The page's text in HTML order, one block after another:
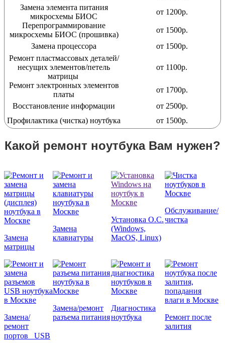
Замена элемента питания
микросхемы БИОС
от 1200р.
Перепрограммирование
микросхемы БИОС (прошивка)
от 1500р.
Замена процессора
от 1500р.
Ремонт пластмассовых деталей/
несущих элементов/петель
матрицы
от 1100р.
Ремонт электронных элементов
платы
от 1700р.
Восстановление информации
от 2500р.
Профилактика (чистка) ноутбука
от 1500р.
Какой ремонт ноутбука Вам нужен?
Замена
матрицы
Замена
клавиатуры
Установка О.С.
(Windows,
MacOS, Linux)
Обслуживание/
чистка
Замена/
ремонт
портов USB
Замена/ремонт
разъема питания
Диагностика
ноутбука
Ремонт после
залития